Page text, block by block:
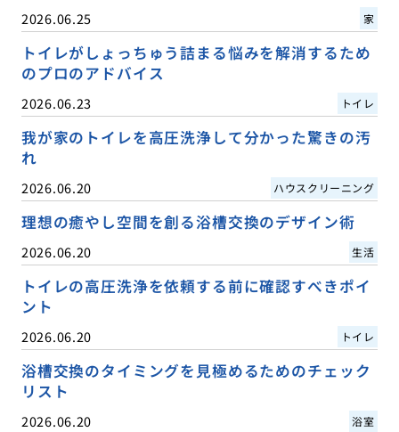
2026.06.25 家
トイレがしょっちゅう詰まる悩みを解消するため
のプロのアドバイス
2026.06.23 トイレ
我が家のトイレを高圧洗浄して分かった驚きの汚
れ
2026.06.20 ハウスクリーニング
理想の癒やし空間を創る浴槽交換のデザイン術
2026.06.20 生活
トイレの高圧洗浄を依頼する前に確認すべきポイ
ント
2026.06.20 トイレ
浴槽交換のタイミングを見極めるためのチェック
リスト
2026.06.20 浴室